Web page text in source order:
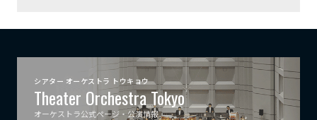
シアター オーケストラ トウキョウ
Theater Orchestra Tokyo
オーケストラ公式ページ・公演情報